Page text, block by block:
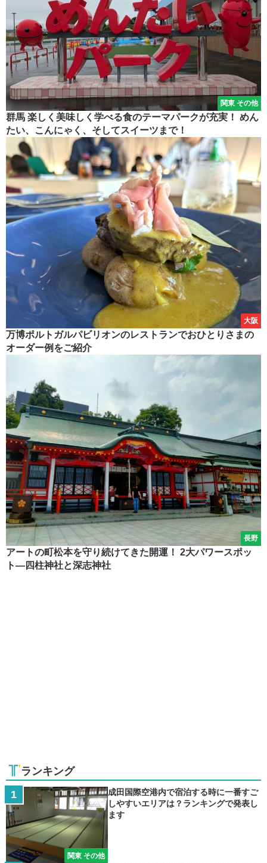
関東 その他
群馬 楽しく美味しく学べる食のテーマパークが充実！ めん
たい、こんにゃく、そしてスイーツまで！
大阪
万博ポルトガルパビリオンのレストランでおひとりさまの
オーダー例をご紹介
長野
アートの町松本を守り続けてきた開運！ 2大パワースポッ
ト―四柱神社と深志神社
ランキング
関東 その他
成田国際空港内で宿泊する時に一番すご
しやすいエリアは？ランキングで発表し
ます